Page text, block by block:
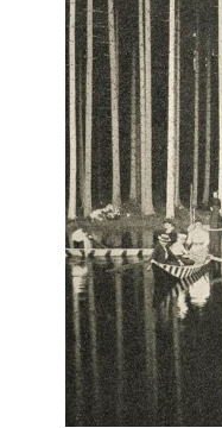
Tento projekt je
© 2026 eStránky.cz